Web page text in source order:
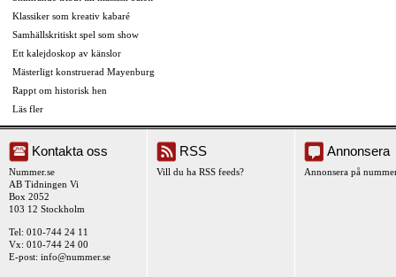
Klassiker som kreativ kabaré
Samhällskritiskt spel som show
Ett kalejdoskop av känslor
Mästerligt konstruerad Mayenburg
Rappt om historisk hen
Läs fler
Kontakta oss
Nummer.se
AB Tidningen Vi
Box 2052
103 12 Stockholm
Tel: 010-744 24 11
Vx: 010-744 24 00
E-post: info@nummer.se
RSS
Vill du ha RSS feeds?
Annonsera
Annonsera på